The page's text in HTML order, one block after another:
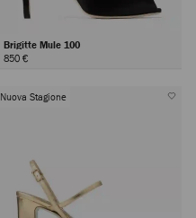
Brigitte Mule 100
850 €
Nuova Stagione